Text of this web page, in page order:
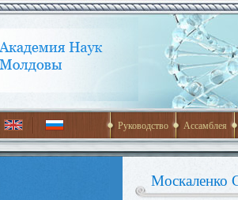
Руководство Ассамблея
Москаленко